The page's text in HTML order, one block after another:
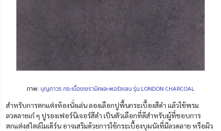
ภาพ: บุญถาวร กระเบื้องเซรามิคและพอร์ซเลน รุ่น LONDON CHARCOAL
สำหรับการตกแต่งห้องนั่งเล่น ลองเลือกปูพื้นกระเบื้องสีดำ แล้วใช้พรม
ลวดลายเก๋ ๆ ปูรองเฟอร์นิเจอร์สีดำ เป็นตัวเลือกที่ดีสำหรับผู้ที่ชอบการ
ตกแต่งสไตล์โมเดิร์น อาจเสริมด้วยการใช้กระเบื้องบุผนังที่มีลวดลาย หรือผิว